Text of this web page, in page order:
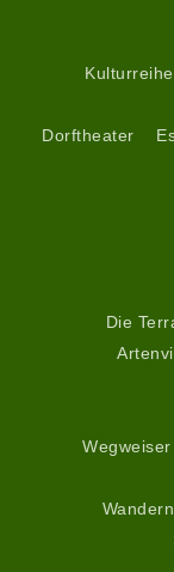
Dorftheater
Die
Wandern